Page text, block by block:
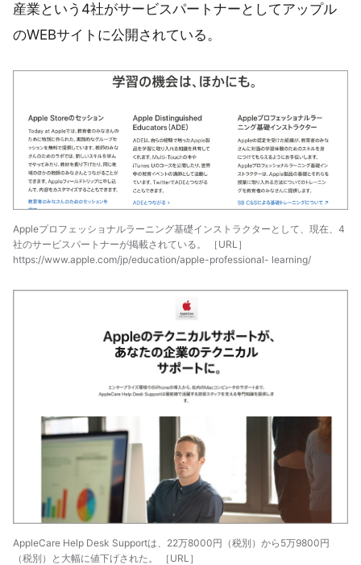
産業という4社がサービスパートナーとしてアップル
のWEBサイトに公開されている。
Appleプロフェッショナルラーニング基礎インストラクターとして、現在、4
社のサービスパートナーが掲載されている。 ［URL］
https://www.apple.com/jp/education/apple-professional- learning/
AppleCare Help Desk Supportは、22万8000円（税別）から5万9800円
（税別）と大幅に値下げされた。 ［URL］